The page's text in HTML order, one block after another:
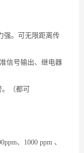
强。可无限距离传
信号输出、继电器
（都可
、1000 ppm 、